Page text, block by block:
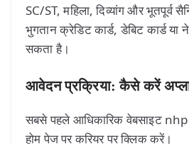
SC/ST, महिला, दिव्यांग और भूतपूर्व
भुगतान क्रेडिट कार्ड, डेबिट कार्ड या
सकता है।
आवेदन प्रक्रिया: कैसे करें
सबसे पहले आधिकारिक वेबसाइट
होम पेज पर करियर पर क्लिक करें।